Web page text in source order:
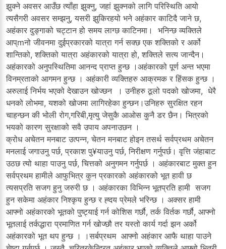
झुक्ने अवसर आउँछ त्याँहा झुक्नु, जहां झुक्नको लागि परिस्थिति आयो
त्यसैगरी अवसर सम्झनु, यसरी झुकिरहयो भने अहंकार काटिदै जाने छ,
अहंकार दुङ्गाको चट्टान हो समय लाग्छ काटिनमा। भनिन्छ व्यक्तिले
आप्mनो जीवनमा दुईप्रकारको यात्रा गर्न सक्छ एक शक्तिको र अर्को
शान्तिको, शक्तिको यात्रा अहंकारको यात्रा हो, शक्तिले सत्य जान्दैन।
अहंकारको अनुपस्थितिमा आनन्द प्राप्त हुन्छ ।अहंकारको पूर्ण अन्त भएमा
विनम्रताको आगमन हुन्छ । अहंकारी व्यक्तिहरु आक्रमक र हिंसक हुन्छ ।
अरुलाई निर्भय भएको देखाउन खोज्छन । उनीहरु ठूलो पदको खोजमा, धेरै
धनको लोभमा, यशको खोजमा लागिरहेका हुन्छन।उनिहरु सुरक्षित रहन
चाहन्छन की भोली रोग,गरिबी,मृत्यु जेसुकै आओस कुनै डर छैन। भित्रको
भयको कारण सुरक्षाको सवै उपाय अपनाउछन ।
क्रोध अचेतन मनबाट उत्पन्न, चेतन मनबाट होइन तसर्थ सर्वप्रथम अचेतन
मनलाई जगाउनु पर्छ, प्रकाश पु¥याउनु पर्छ, निरीक्षण गर्नुपर्छ। वृत्ति जंहाबाट
उठछ त्यो थाहा पाउनु पर्छ, चित्तको अनुगमन गर्नुपर्छ । अहंकारबाट मुक्त हुन
सर्वप्रथम हामीले आफुभित्र कुन प्रकारको अहंकारको भूत हावी छ
त्यसप्रति सजग हुनु जरुरी छ । अहंकारका विभिन्न भूतप्रति हामी सजग
हुन सकेमा अहंकार निश्कृय हुन्छ र ह्दय प्रेमले भरिन्छ । अक्सर हामी
आफ्नो अहंकारको भूतको पुष्ट्याई गर्न कोशिस गर्छौ, तर्क विर्तक गर्छौ, आफ्नो
भूतलाई तर्कद्धारा प्रमाणित गर्न खोज्छौ तर यस्तो कार्य गर्दा झन अर्को
अहंकारको भूत थप हुन्छ । ।सर्बप्रथम आफ्नो अहंकार आफै थाहा पाउने